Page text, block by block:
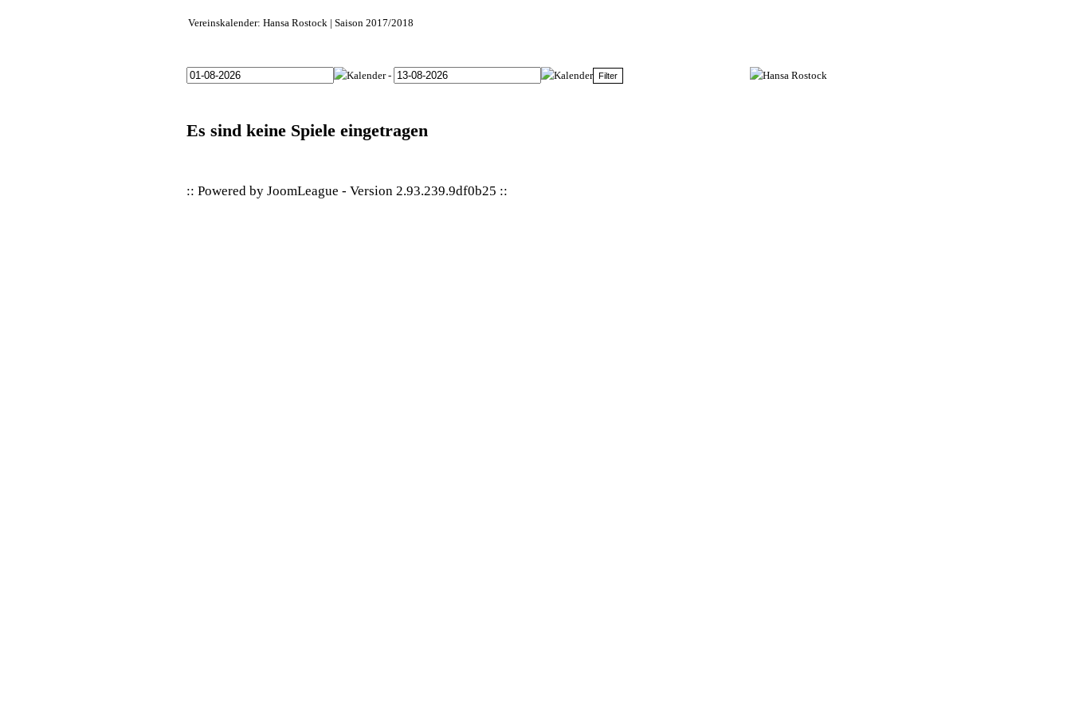
Vereinskalender: Hansa Rostock | Saison 2017/2018
-
Es sind keine Spiele eingetragen
:: Powered by JoomLeague - Version 2.93.239.9df0b25 ::